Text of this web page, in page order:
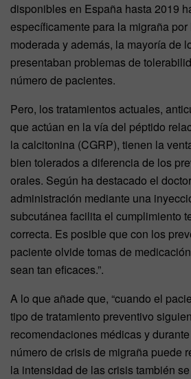
disponibles en España hasta 2019
específicamente para la migraña
moderada y además, la mayoría de
presentaban problemas de
número de pacientes.
Pero, los tratamientos actuales,
que actúan en la vía del péptido
la calcitonina (CGRP), tienen la
bien tolerados a diferencia de los
orales. Según ha destacado el
administración mediante una
subcutánea facilita el cumplimiento
correcta. Es posible que con los
paciente olvide tomas de
sean tan eficaces.”.
A lo que añade que, “cuando el
tipo de tratamiento preventivo
recomendaciones médicas y
número de crisis de migraña puede
la intensidad de las crisis también